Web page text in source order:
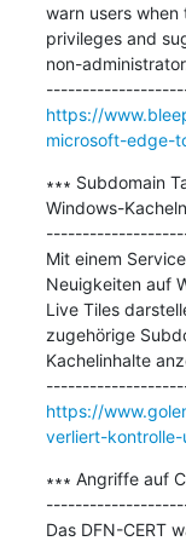
warn users
privileges and
non-
https://
microsoft-edge-
∗∗∗ Subdomain
Windows-
Mit einem
Neuigkeiten auf
Live Tiles
zugehörige
Kachelinhalte
https://
verliert-kontrolle-
∗∗∗ Angriffe auf
Das DFN-CERT